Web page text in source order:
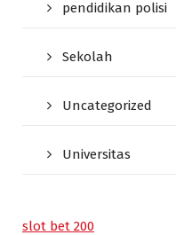
pendidikan polisi
Sekolah
Uncategorized
Universitas
slot bet 200